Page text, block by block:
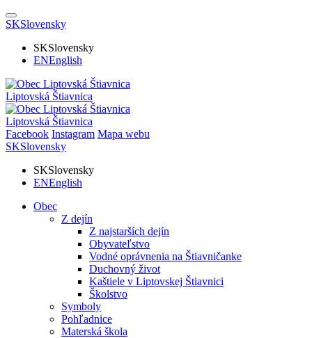
SKSlovensky
SKSlovensky
ENEnglish
Liptovská Štiavnica
Liptovská Štiavnica
Facebook Instagram Mapa webu
SKSlovensky
SKSlovensky
ENEnglish
Obec
Z dejín
Z najstarších dejín
Obyvateľstvo
Vodné oprávnenia na Štiavničanke
Duchovný život
Kaštiele v Liptovskej Štiavnici
Školstvo
Symboly
Pohľadnice
Materská škola